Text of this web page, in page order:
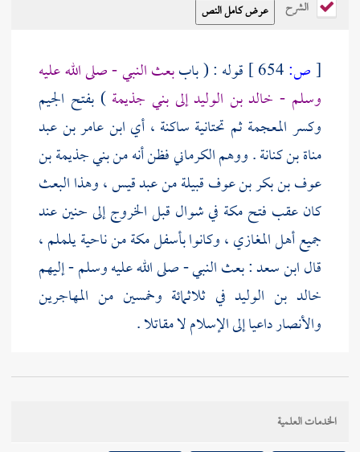
الشرح
[ص: قوله : ( باببعث النبي - صلى الله عليه
وسلم - خالد بن الوليدإلىبني جذيمة) بفتح الجيم
وكسر المعجمة ثم تحتانية ساكنة ، أي ابن عامر بن عبد
مناة بن كنانة. ووهمالكرمانيفظن أنه منبني جذيمة بن
عوف بن بكر بن عوفقبيلة منعبد قيس، وهذا البعث
كان عقب فتحمكة في شوال قبل الخروج إلىحنينعند
جميع أهل المغازي ، وكانوا بأسفلمكةمن ناحيةيلملم،
قالابن سعد: بعث النبي - صلى الله عليه وسلم - إليهم
خالد بن الوليد في ثلاثمائة وخمسين من المهاجرين
والأنصارداعيا إلى الإسلام لا مقاتلا .
قوله : ( حدثنامحمود) هو ابن غيلان .
وقوله : ( وحدثنيالخدمات العلمية